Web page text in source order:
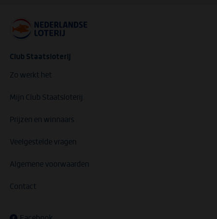
Club Staatsloterij
Zo werkt het
Mijn Club Staatsloterij
Prijzen en winnaars
Veelgestelde vragen
Algemene voorwaarden
Contact